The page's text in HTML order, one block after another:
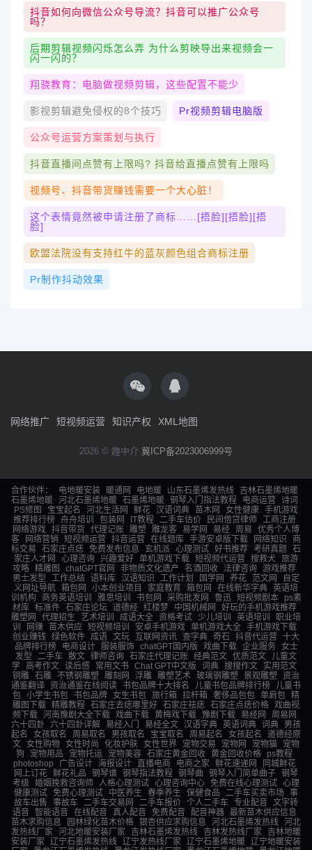
抖音如何向微信公众号导流？抖音可以推广公众号
吗？
后期剪辑视频闪烁怎么弄 为什么剪映导出来视频会一
闪一闪的？
翔骁教育：电脑做视频剪辑，这些配置不能少
影视剪辑避免侵权的8个技巧 Pr视频剪辑电脑版
公众号运营方案策划与执行
抖音直播间点赞有上限吗? 抖音给直播点赞有上限吗
视频号、抖音带货赚钱需要一个大心脏！
这个表情竟然被申请注册了商标……[捂脸][捂脸][捂
脸]
欧盟法院没有支持红牛的蓝灰颜色组合商标注册
Pr制作抖动效果
网络推广 短视频运营 知识产权 XML地图
2026 © 趣中介 冀ICP备2023006999号
合作伙伴： 电地暖安装 暖通网 电地暖 山东石墨烯发热线
吉林石墨烯地暖
石墨烯地暖
河北石墨烯地暖 石墨烯地暖 钢琴入门指法教程 电商运营
诗词
PS修图
宝宝起名 河北生活网 鲜花 汉语词典 苗木网 女性健康 手机游戏
推荐排行榜
舟舟培训 包装网 IT教程 二手车估价 民间借贷律师
工商注册
网络游戏 抖音带货 代理记账 雕塑 雕龙客 易学网 易经 周易
优秀个人博
客
网络营销 短视频运营 抖音运营 在线题库 手游安卓版下载 网络知识
商
标交易
石家庄点痣 免费发布信息 玄机派 心理测试 好书推荐 考研真题 石
家庄人才网
心理咨询 兴趣爱好 单机游戏下载 短视频代运营 搜救犬 旅游
攻略 精雕图 chatGPT官网 非物质文化遗产 名酒回收 法律咨询 游戏推荐
男士发型
工作总结 语料库 汉语知识 工作计划 国学网 养花 范文网
自定
义网址导航 箱包网 小本创业项目 家庭教育 箱包网 在线新华字典 英语培
训机构
商务英语培训 雅思培训 书包网 采购批发网 鲁迅 短视频剧本
ps素
材库
标准件 石家庄论坛 道德经 红楼梦 中国机械网
好玩的手机游戏推荐
雕塑网
代理招生 艺术培训 成语大全 资格考试 少儿培训 英语培训
职业培
训
网赚 苗木供应 短视频培训 安卓手机游戏 单机游戏大全
手机游戏下载
创业赚钱
绿色软件 成语 文玩 互联网资讯 查字典 奇石 抖音代运营 十大
品牌排行榜
电商设计 服装服饰 chatGPT国内版 戏曲下载 企业服务
女士
发型
二手车 散文 律师咨询 石家庄代理记账 经典范文 优质范文
儿童文
学 高考作文 读后感 常用文书 Chat GPT中文版 词典 搜搜作文
实用范文
铜雕 石雕 不锈钢雕塑 雕刻网 浮雕 雕塑艺术 玻璃钢雕塑 景观雕塑
资治
通鉴翻译
资治通鉴在线阅读 书包品牌十大排名 儿童书包品牌排行榜
儿童书
包 小学生书包 书包品牌 女生书包 旅行箱 拉杆箱 奢侈品包包 单肩包 精
雕图下载 精雕教程 石家庄去痣哪里好 石家庄祛痣 石家庄点痣价格 戏曲视
频下载
河南豫剧大全下载 戏曲下载 黄梅戏下载 豫剧下载 易经网
周易网
六十四卦
六十四卦详解 易经入门 易经全文 汉语字典 英语词典 词典
男孩
起名
女孩取名 周易取名 男孩取名 宝宝取名 周易起名 女孩起名
道德经原
文 女性购物 女性时尚 化妆护肤 女性世界 宠物交易 宠物网 宠物猫
宠物
狗
宠物用品 宠物托运 宠物美容 石家庄黄金回收 黄金回收价格
ps教程
photoshop
广告设计 海报设计 直播电商 电商之家 鲜花速递网
同城鲜花
网上订花 鲜花礼品 钢琴谱 钢琴指法教程 钢琴曲 钢琴入门简单曲子 钢琴
考级
婚姻挽救咨询师 人格心理测试 心理咨询中心 免费在线心理测试 心理
健康测试
免费心理测试 中医养生 春季养生 保健食品 二手车买卖市场
事
故车出售
事故车 二手车交易网 二手车报价 个人二手车 专业配音 文字转
语音
智能语音 在线配音 真人配音 免费配音 配音神器
最新苗木供应信息
苗木求购信息
园林绿化苗木价格 银杏供应求购信息 河北石墨烯发热线
河北
发热线厂家
河北地暖安装厂家 吉林石墨烯发热线 吉林发热线厂家
吉林地暖
安装厂家
辽宁石墨烯发热线 辽宁发热线厂家 辽宁石墨烯地暖 辽宁地暖安装